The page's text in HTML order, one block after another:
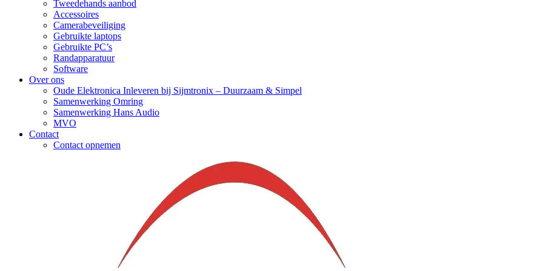
Tweedehands aanbod
Accessoires
Camerabeveiliging
Gebruikte laptops
Gebruikte PC’s
Randapparatuur
Software
Over ons
Oude Elektronica Inleveren bij Sijmtronix – Duurzaam & Simpel
Samenwerking Omring
Samenwerking Hans Audio
MVO
Contact
Contact opnemen